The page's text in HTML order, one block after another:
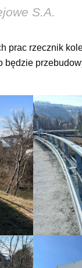
S.A.
prac rzecznik
będzie